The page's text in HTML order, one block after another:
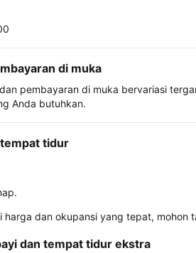
di muka
pembayaran di muka bervariasi
Anda butuhkan.
tidur
harga dan okupansi yang tepat,
dan tempat tidur ekstra